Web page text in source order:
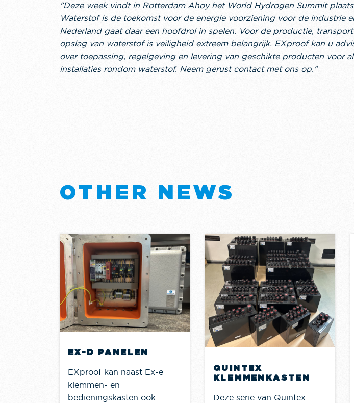
"Deze week vindt in Rotterdam Ahoy het World Hydrogen Summit
Waterstof is de toekomst voor de energie voorziening voor de industrie
Nederland gaat daar een hoofdrol in spelen. Voor de productie,
opslag van waterstof is veiligheid extreem belangrijk. EXproof kan u
over toepassing, regelgeving en levering van geschikte producten voor
installaties rondom waterstof. Neem gerust contact met ons op."
OTHER NEWS
EX-D PANELEN
EXproof kan naast Ex-e
klemmen- en
bedieningskasten ook
QUINTEX
KLEMMENKASTEN
Deze serie van Quintex